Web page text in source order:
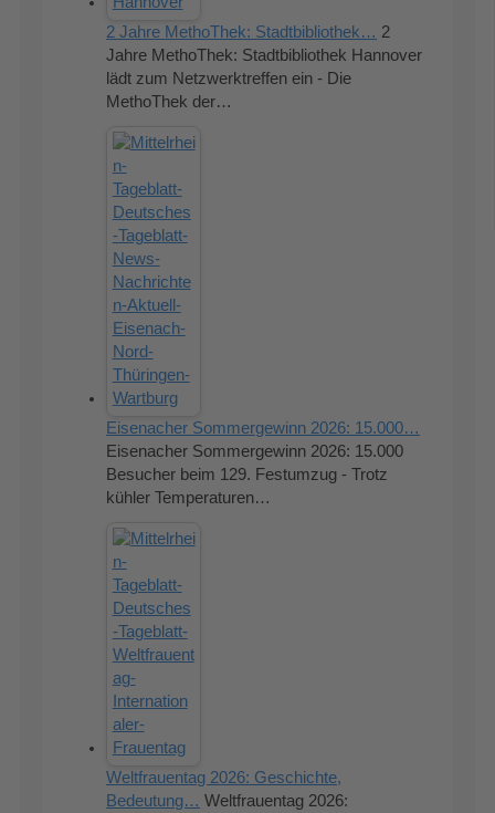
2 Jahre MethoThek: Stadtbibliothek… 2
Jahre MethoThek: Stadtbibliothek Hannover
lädt zum Netzwerktreffen ein - Die
MethoThek der…
Eisenacher Sommergewinn 2026: 15.000…
Eisenacher Sommergewinn 2026: 15.000
Besucher beim 129. Festumzug - Trotz
kühler Temperaturen…
Weltfrauentag 2026: Geschichte,
Bedeutung… Weltfrauentag 2026: